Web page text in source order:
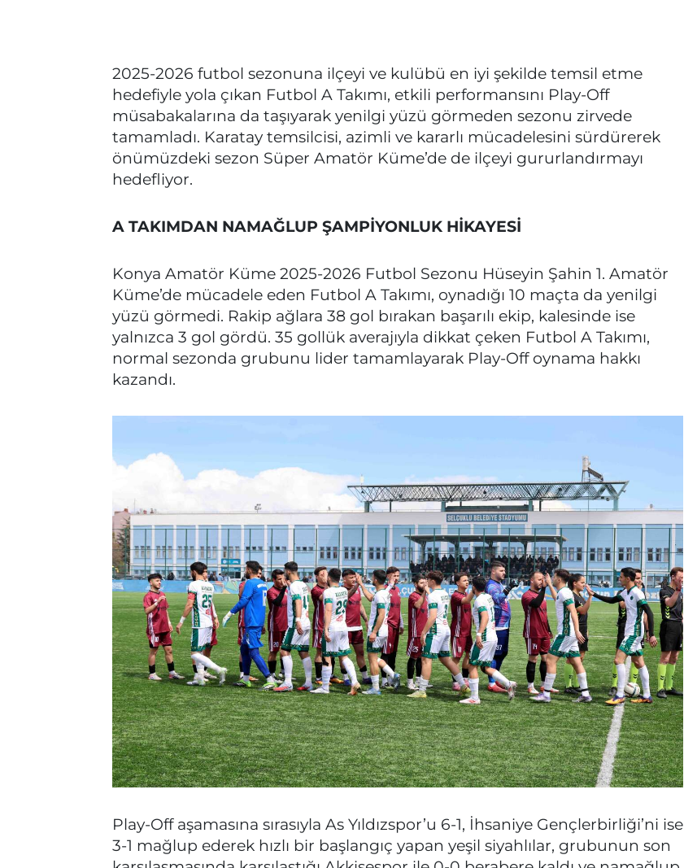
2025-2026 futbol sezonuna ilçeyi ve kulübü en iyi şekilde temsil etme
hedefiyle yola çıkan Futbol A Takımı, etkili performansını Play-Off
müsabakalarına da taşıyarak yenilgi yüzü görmeden sezonu zirvede
tamamladı. Karatay temsilcisi, azimli ve kararlı mücadelesini sürdürerek
önümüzdeki sezon Süper Amatör Küme’de de ilçeyi gururlandırmayı
hedefliyor.
A TAKIMDAN NAMAĞLUP ŞAMPİYONLUK HİKAYESİ
Konya Amatör Küme 2025-2026 Futbol Sezonu Hüseyin Şahin 1. Amatör
Küme’de mücadele eden Futbol A Takımı, oynadığı 10 maçta da yenilgi
yüzü görmedi. Rakip ağlara 38 gol bırakan başarılı ekip, kalesinde ise
yalnızca 3 gol gördü. 35 gollük averajıyla dikkat çeken Futbol A Takımı,
normal sezonda grubunu lider tamamlayarak Play-Off oynama hakkı
kazandı.
Play-Off aşamasına sırasıyla As Yıldızspor’u 6-1, İhsaniye Gençlerbirliği’ni ise
3-1 mağlup ederek hızlı bir başlangıç yapan yeşil siyahlılar, grubunun son